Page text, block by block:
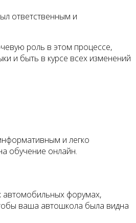
ответственным и
роль в этом процессе,
и быть в курсе всех изменений
и легко
обучение онлайн.
автомобильных форумах,
ваша автошкола была видна